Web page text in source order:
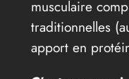
musculaire
traditionnelles
apport en